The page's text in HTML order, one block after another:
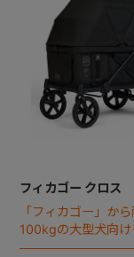
フィカゴー クロス
「フィカゴー」か
100kgの大型犬向け
登場。